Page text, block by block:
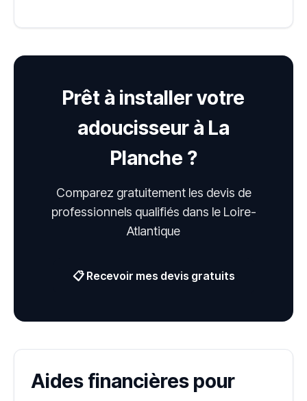
Prêt à installer votre
adoucisseur à La
Planche ?
Comparez gratuitement les devis de
professionnels qualifiés dans le Loire-
Atlantique
📋 Recevoir mes devis gratuits
Aides financières pour